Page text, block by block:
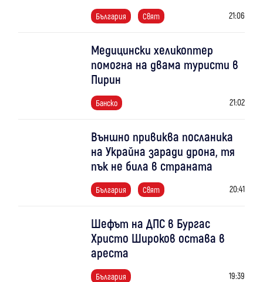
България Свят 21:06
Медицински хеликоптер
помогна на двама туристи в
Пирин
Банско 21:02
Външно привиква посланика
на Украйна заради дрона, тя
пък не била в страната
България Свят 20:41
Шефът на ДПС в Бургас
Христо Широков остава в
ареста
България 19:39